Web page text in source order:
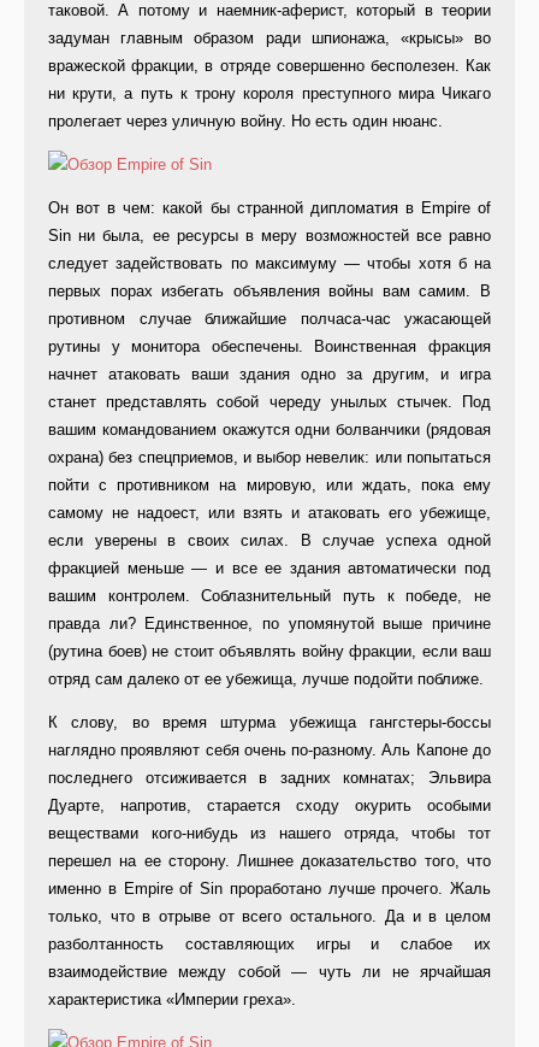
таковой. А потому и наемник-аферист, который в теории
задуман главным образом ради шпионажа, «крысы» во
вражеской фракции, в отряде совершенно бесполезен. Как
ни крути, а путь к трону короля преступного мира Чикаго
пролегает через уличную войну. Но есть один нюанс.
Он вот в чем: какой бы странной дипломатия в Empire of
Sin ни была, ее ресурсы в меру возможностей все равно
следует задействовать по максимуму — чтобы хотя б на
первых порах избегать объявления войны вам самим. В
противном случае ближайшие полчаса-час ужасающей
рутины у монитора обеспечены. Воинственная фракция
начнет атаковать ваши здания одно за другим, и игра
станет представлять собой череду унылых стычек. Под
вашим командованием окажутся одни болванчики (рядовая
охрана) без спецприемов, и выбор невелик: или попытаться
пойти с противником на мировую, или ждать, пока ему
самому не надоест, или взять и атаковать его убежище,
если уверены в своих силах. В случае успеха одной
фракцией меньше — и все ее здания автоматически под
вашим контролем. Соблазнительный путь к победе, не
правда ли? Единственное, по упомянутой выше причине
(рутина боев) не стоит объявлять войну фракции, если ваш
отряд сам далеко от ее убежища, лучше подойти поближе.
К слову, во время штурма убежища гангстеры-боссы
наглядно проявляют себя очень по-разному. Аль Капоне до
последнего отсиживается в задних комнатах; Эльвира
Дуарте, напротив, старается сходу окурить особыми
веществами кого-нибудь из нашего отряда, чтобы тот
перешел на ее сторону. Лишнее доказательство того, что
именно в Empire of Sin проработано лучше прочего. Жаль
только, что в отрыве от всего остального. Да и в целом
разболтанность составляющих игры и слабое их
взаимодействие между собой — чуть ли не ярчайшая
характеристика «Империи греха».